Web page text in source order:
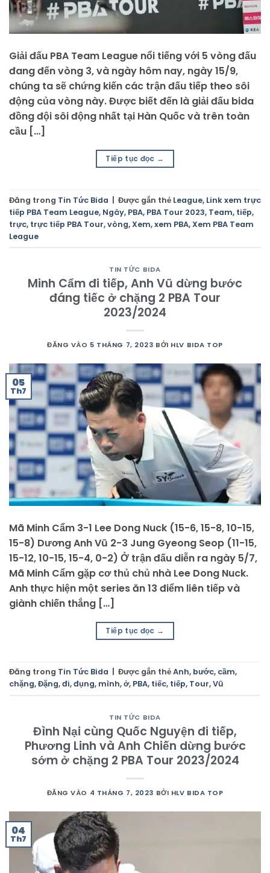
Giải đấu PBA Team League nổi tiếng với 5 vòng đấu
đang đến vòng 3, và ngày hôm nay, ngày 15/9,
chúng ta sẽ chứng kiến các trận đấu tiếp theo sôi
động của vòng này. Được biết đến là giải đấu bida
đồng đội sôi động nhất tại Hàn Quốc và trên toàn
cầu […]
Tiếp tục đọc →
Đăng trong Tin Tức Bida Được gắn thẻ League, Link xem trực
tiếp PBA Team League, Ngày, PBA, PBA Tour 2023, Team, tiếp,
trực, trực tiếp PBA Tour,vòng,Xem,xem PBA,Xem PBA Team
League
TIN TỨC BIDA
Minh Cẩm đi tiếp, Anh Vũ dừng bước
đáng tiếc ở chặng 2 PBA Tour
2023/2024
ĐĂNG VÀO 5 THÁNG 7, 2023 BỞI HLV BIDA TOP
05
Th7
Mã Minh Cẩm 3-1 Lee Dong Nuck (15-6, 15-8, 10-15,
15-8) Dương Anh Vũ 2-3 Jung Gyeong Seop (11-15,
15-12, 10-15, 15-4, 0-2) Ở trận đấu diễn ra ngày 5/7,
Mã Minh Cẩm gặp cơ thủ chủ nhà Lee Dong Nuck.
Anh thực hiện một series ăn 13 điểm liên tiếp và
giành chiến thắng […]
Tiếp tục đọc →
Đăng trong Tin Tức Bida Được gắn thẻAnh, bước, cầm,
chặng,Đặng,đi,đụng, mình,ở, PBA, tiếc, tiếp, Tour,Vũ
TIN TỨC BIDA
Đình Nại cùng Quốc Nguyện đi tiếp,
Phương Linh và Anh Chiến dừng bước
sớm ở chặng 2 PBA Tour 2023/2024
ĐĂNG VÀO 4 THÁNG 7, 2023 BỞI HLV BIDA TOP
04
Th7